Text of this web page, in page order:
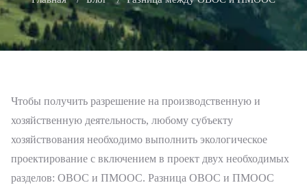
Чтобы получить разрешение на производственную и
хозяйственную деятельность, любому субъекту
хозяйствования необходимо выполнить экологическое
проектирование с включением в проект двух необходимых
разделов: ОВОС и ПМООС. Разница ОВОС и ПМООС